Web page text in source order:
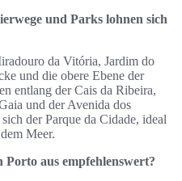
und Parks lohnen sich
da Vitória, Jardim do
und die obere Ebene der
entlang der Cais da Ribeira,
und der Avenida dos
der Parque da Cidade, ideal
Meer.
Porto aus empfehlenswert?